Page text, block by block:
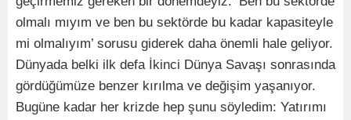
olmalı mıyım ve ben bu sektörde bu kadar kapasiteyle
mi olmalıyım’ sorusu giderek daha önemli hale geliyor.
Dünyada belki ilk defa İkinci Dünya Savaşı sonrasında
gördüğümüze benzer kırılma ve değişim yaşanıyor.
Bugüne kadar her krizde hep şunu söyledim: Yatırımı